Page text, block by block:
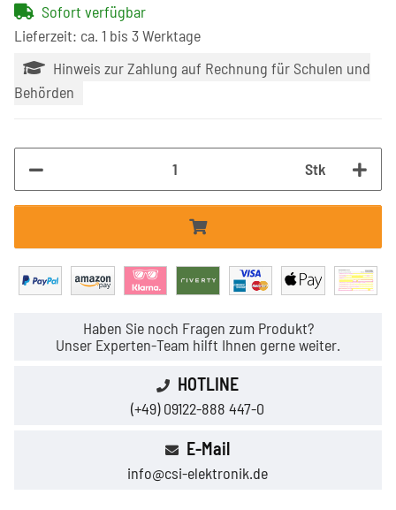
Sofort verfügbar
Lieferzeit: ca. 1 bis 3 Werktage
Hinweis zur Zahlung auf Rechnung für Schulen und
Behörden
Stk
Haben Sie noch Fragen zum Produkt?
Unser Experten-Team hilft Ihnen gerne weiter.
HOTLINE
(+49) 09122-888 447-0
E-Mail
info@csi-elektronik.de